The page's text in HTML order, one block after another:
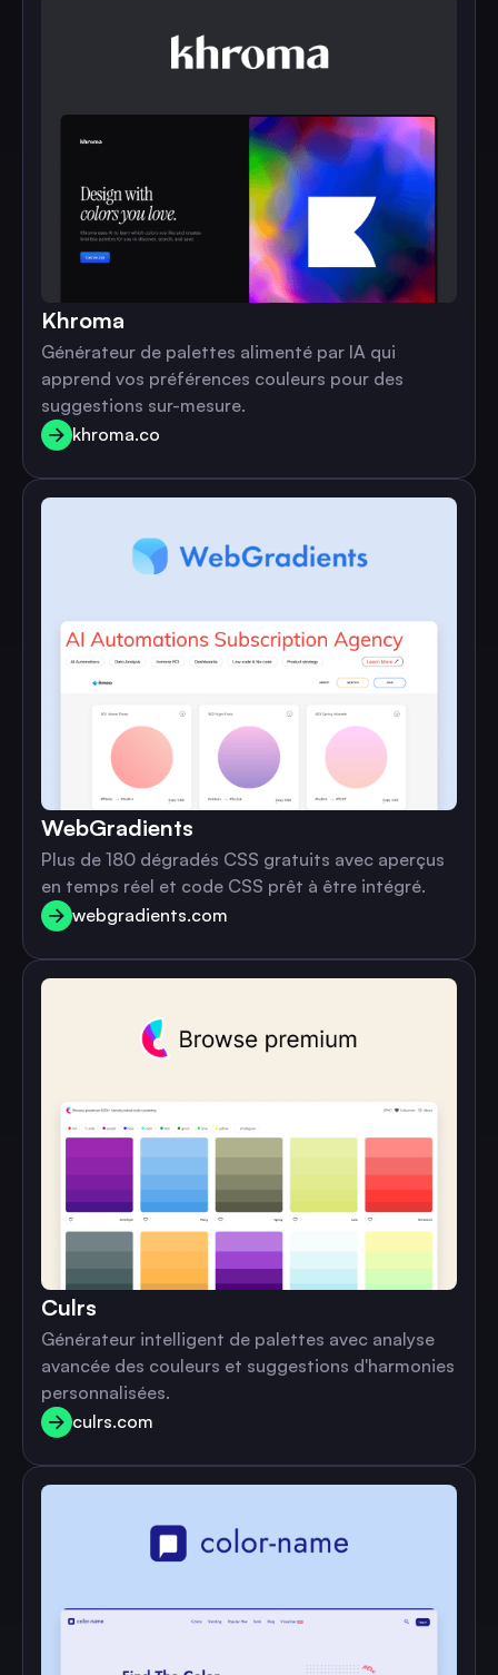
Khroma
Générateur de palettes alimenté par IA qui
apprend vos préférences couleurs pour des
suggestions sur-mesure.
khroma.co
WebGradients
Plus de 180 dégradés CSS gratuits avec aperçus
en temps réel et code CSS prêt à être intégré.
webgradients.com
Culrs
Générateur intelligent de palettes avec analyse
avancée des couleurs et suggestions d'harmonies
personnalisées.
culrs.com